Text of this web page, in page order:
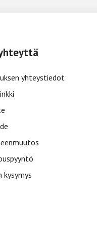
yhteystiedot
kysymys